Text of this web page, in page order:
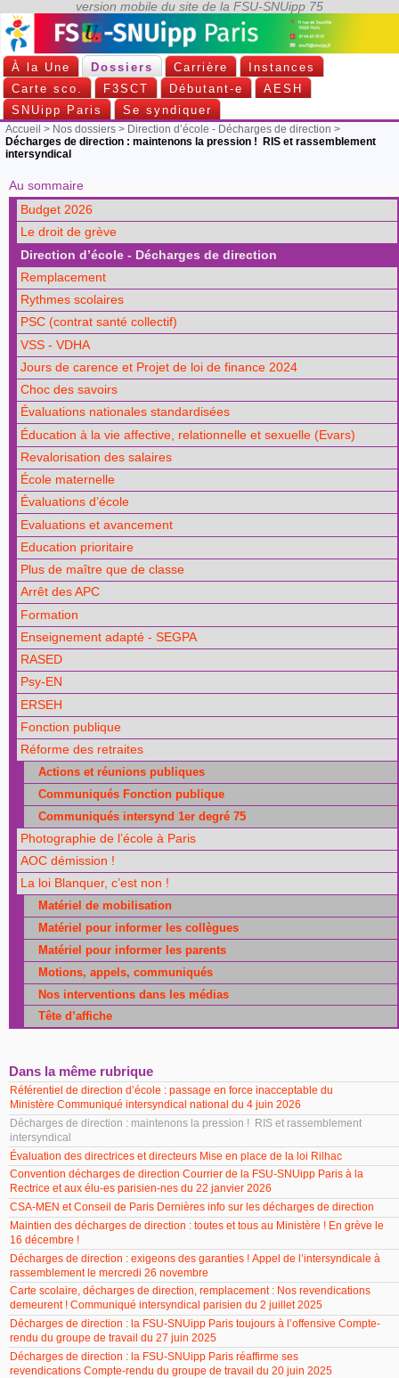
À la Une Dossiers Carrière
Instances
Carte sco.
F3SCT Débutant-e
AESH
SNUipp Paris
Se syndiquer
Accueil > Nos dossiers > Direction d’école - Décharges de direction >
Décharges de direction : maintenons la pression ! RIS et rassemblement
intersyndical
Au sommaire
Budget 2026
Le droit de grève
Direction d’école - Décharges de direction
Remplacement
Rythmes scolaires
PSC (contrat santé collectif)
VSS - VDHA
Jours de carence et Projet de loi de finance 2024
Choc des savoirs
Évaluations nationales standardisées
Éducation à la vie affective, relationnelle et sexuelle (Evars)
Revalorisation des salaires
École maternelle
Évaluations d’école
Evaluations et avancement
Education prioritaire
Plus de maître que de classe
Arrêt des APC
Formation
Enseignement adapté - SEGPA
RASED
Psy-EN
ERSEH
Fonction publique
Réforme des retraites
Actions et réunions publiques
Communiqués Fonction publique
Communiqués intersynd 1er degré 75
Photographie de l’école à Paris
AOC démission !
La loi Blanquer, c’est non !
Matériel de mobilisation
Matériel pour informer les collègues
Matériel pour informer les parents
Motions, appels, communiqués
Nos interventions dans les médias
Tête d’affiche
Dans la même rubrique
Référentiel de direction d’école : passage en force inacceptable du
Ministère Communiqué intersyndical national du 4 juin 2026
Décharges de direction : maintenons la pression ! RIS et rassemblement
intersyndical
Évaluation des directrices et directeurs Mise en place de la loi Rilhac
Convention décharges de direction Courrier de la FSU-SNUipp Paris à la
Rectrice et aux élu-es parisien-nes du 22 janvier 2026
CSA-MEN et Conseil de Paris Dernières info sur les décharges de direction
Maintien des décharges de direction : toutes et tous au Ministère ! En grève le
16 décembre !
Décharges de direction : exigeons des garanties ! Appel de l’intersyndicale à
rassemblement le mercredi 26 novembre
Carte scolaire, décharges de direction, remplacement : Nos revendications
demeurent ! Communiqué intersyndical parisien du 2 juillet 2025
Décharges de direction : la FSU-SNUipp Paris toujours à l’offensive Compte-
rendu du groupe de travail du 27 juin 2025
Décharges de direction : la FSU-SNUipp Paris réaffirme ses
revendications Compte-rendu du groupe de travail du 20 juin 2025